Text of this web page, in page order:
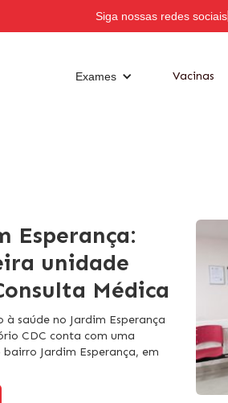
Siga nossas redes sociais
Exames Vacinas
Esperança:
unidade
Médica
à saúde no Jardim Esperança
CDC conta com uma
Jardim Esperança, em